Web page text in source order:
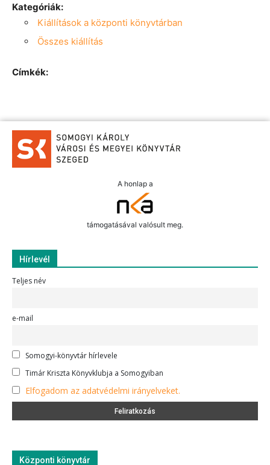
Kategóriák:
Kiállítások a központi könyvtárban
Összes kiállítás
Címkék:
A honlap a
támogatásával valósult meg.
Hírlevél
Teljes név
e-mail
Somogyi-könyvtár hírlevele
Timár Kriszta Könyvklubja a Somogyiban
Elfogadom az adatvédelmi irányelveket.
Központi könyvtár